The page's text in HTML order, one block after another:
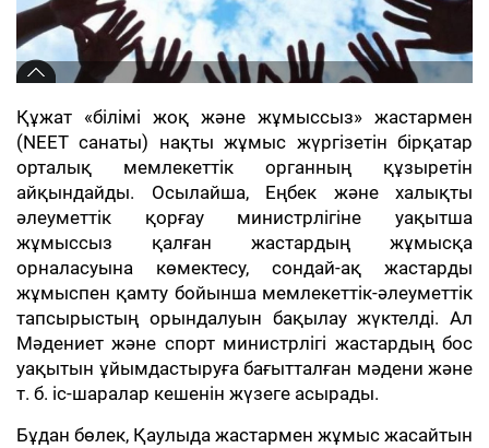
Құжат «білімі жоқ және жұмыссыз» жастармен
(NEET санаты) нақты жұмыс жүргізетін бірқатар
орталық мемлекеттік органның құзыретін
айқындайды. Осылайша, Еңбек және халықты
әлеуметтік қорғау министрлігіне уақытша
жұмыссыз қалған жастардың жұмысқа
орналасуына көмектесу, сондай-ақ жастарды
жұмыспен қамту бойынша мемлекеттік-әлеуметтік
тапсырыстың орындалуын бақылау жүктелді. Ал
Мәдениет және спорт министрлігі жастардың бос
уақытын ұйымдастыруға бағытталған мәдени және
т. б. іс-шаралар кешенін жүзеге асырады.
Бұдан бөлек, Қаулыда жастармен жұмыс жасайтын